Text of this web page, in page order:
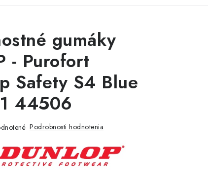
gumáky
- Purofort
Safety S4 Blue
44506
Podrobnosti hodnotenia